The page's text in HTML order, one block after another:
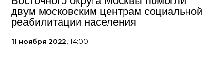
двум московским центрам социальной
реабилитации населения
11 ноября 2022, 14:00